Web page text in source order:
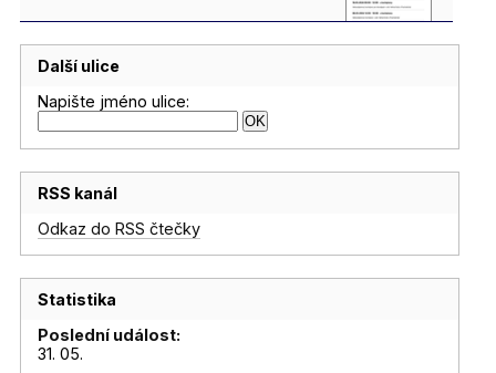
Další ulice
Napište jméno ulice:
RSS kanál
Odkaz do RSS čtečky
Statistika
Poslední událost:
31. 05.